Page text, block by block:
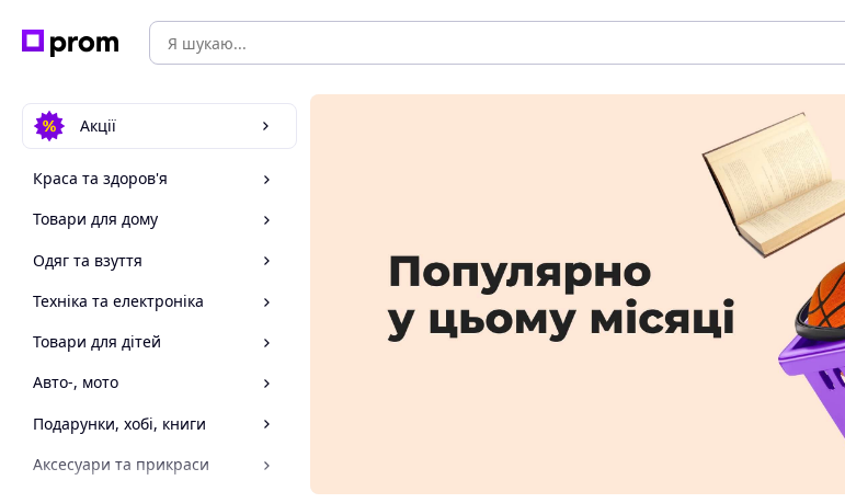
Акції
Краса та здоров'я
Товари для дому
Одяг та взуття
Техніка та електроніка
Товари для дітей
Авто-, мото
Подарунки, хобі, книги
Аксесуари та прикраси